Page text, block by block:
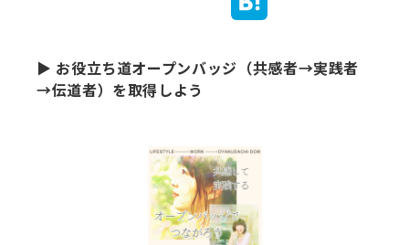
▶ お役立ち道オープンバッジ（共感者→実践者
→伝道者）を取得しよう